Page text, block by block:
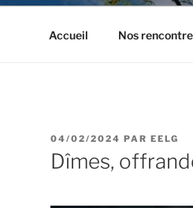
Accueil Nos
PUBLIÉ
LE
04/02/2024 PAR EELG
Dîmes,